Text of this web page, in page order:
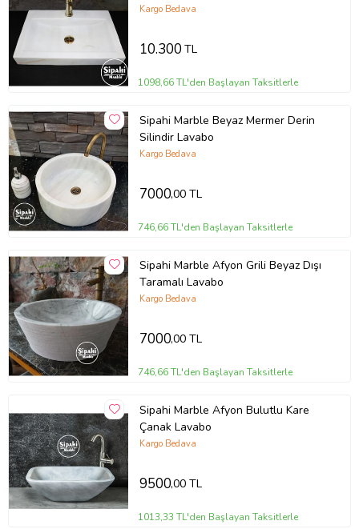
Kargo Bedava
10.300TL
1098,66 TL'den Başlayan Taksitlerle
Sipahi Marble Beyaz Mermer Derin
Silindir Lavabo
Kargo Bedava
7000,00 TL
746,66 TL'den Başlayan Taksitlerle
Sipahi Marble Afyon Grili Beyaz Dışı
Taramalı Lavabo
Kargo Bedava
7000,00 TL
746,66 TL'den Başlayan Taksitlerle
Sipahi Marble Afyon Bulutlu Kare
Çanak Lavabo
Kargo Bedava
9500,00 TL
1013,33 TL'den Başlayan Taksitlerle